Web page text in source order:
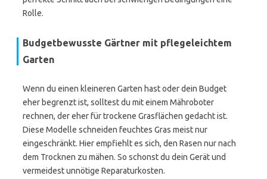
Rolle.
Budgetbewusste Gärtner mit pflegeleichtem
Garten
Wenn du einen kleineren Garten hast oder dein Budget
eher begrenzt ist, solltest du mit einem Mähroboter
rechnen, der eher für trockene Grasflächen gedacht ist.
Diese Modelle schneiden feuchtes Gras meist nur
eingeschränkt. Hier empfiehlt es sich, den Rasen nur nach
dem Trocknen zu mähen. So schonst du dein Gerät und
vermeidest unnötige Reparaturkosten.